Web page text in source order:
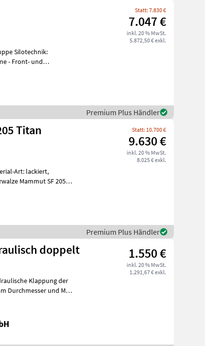
Statt: 7.830 €
7.047 €
inkl. 20 % MwSt.
5.872,50 € exkl.
Silotechnik:
Premium Plus Händler
Titan Statt: 10.700 €
9.630 €
inkl. 20 % MwSt.
8.025 € exkl.
Art: lackiert,
Mammut SF 205 -
Premium Plus Händler
doppelt 1.550 €
inkl. 20 % MwSt.
1.291,67 € exkl.
Klappung der
Durchmesser und M28